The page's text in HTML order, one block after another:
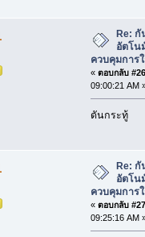
Re:
อัตโน
ควบคุมการ
« ตอบกลับ
09:00:21 AM
ดันกระทู้
Re:
อัตโน
ควบคุมการ
« ตอบกลับ
09:25:16 AM